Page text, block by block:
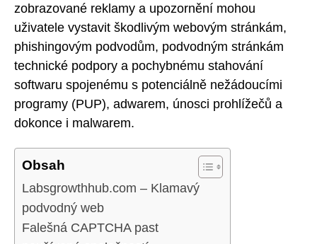
zobrazované reklamy a upozornění mohou
uživatele vystavit škodlivým webovým stránkám,
phishingovým podvodům, podvodným stránkám
technické podpory a pochybnému stahování
softwaru spojenému s potenciálně nežádoucími
programy (PUP), adwarem, únosci prohlížečů a
dokonce i malwarem.
Obsah
Labsgrowthhub.com – Klamavý
podvodný web
Falešná CAPTCHA past